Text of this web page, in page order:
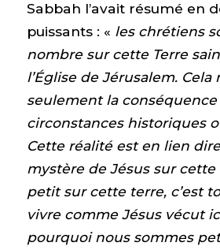
Sabbah l’avait résumé en
puissants : « les chrétiens
nombre sur cette Terre
l’Église de Jérusalem. Cela
seulement la conséquence
circonstances historiques
Cette réalité est en lien
mystère de Jésus sur
petit sur cette terre, c’est
vivre comme Jésus vécut
pourquoi nous sommes